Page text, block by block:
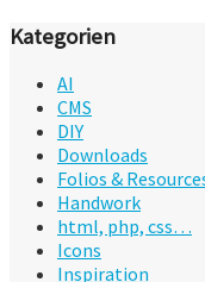
Kategorien
AI
CMS
DIY
Downloads
Folios &
Handwork
html, php, css…
Icons
Inspiration